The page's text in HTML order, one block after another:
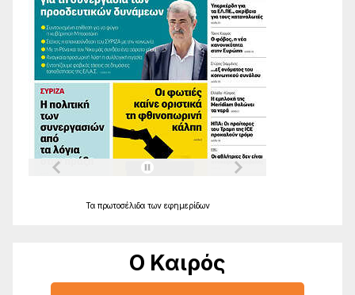
Τα πρωτοσέλιδα των εφημερίδων
Ο Καιρός